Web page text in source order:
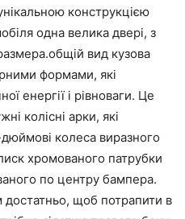
конструкцією
одна велика двері, з
вид кузова
формами, які
енергії і рівноваги. Це
колісні арки, які
колеса виразного
хромованого патрубки
по центру бампера.
достатньо, щоб потрапити в